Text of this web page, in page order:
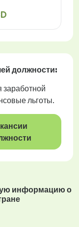
должности:
заработной
льготы.
информацию о